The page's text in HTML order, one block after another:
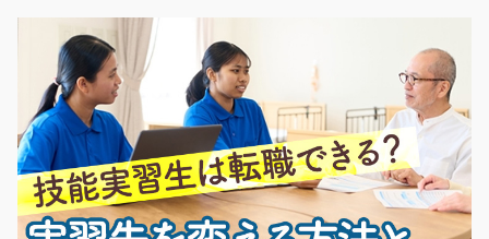
備をしたりする簡単…
長期（3ヶ月以上）
時給1100円~
佐賀県三養基郡みやき町
気になる